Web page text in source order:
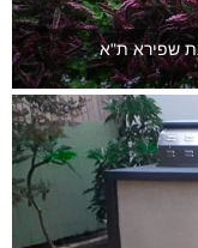
שפירא ת"א